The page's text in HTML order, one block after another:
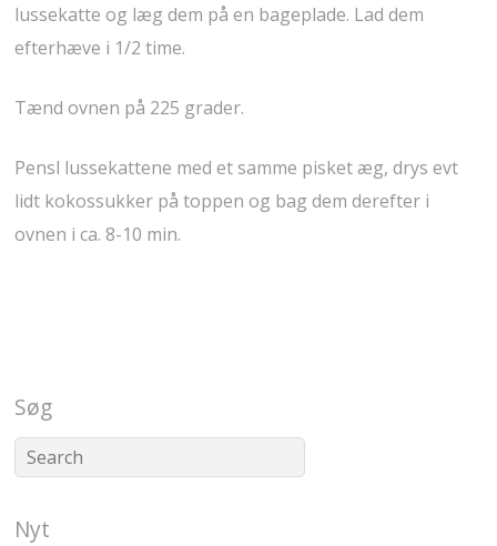
lussekatte og læg dem på en bageplade. Lad dem
efterhæve i 1/2 time.
Tænd ovnen på 225 grader.
Pensl lussekattene med et samme pisket æg, drys evt
lidt kokossukker på toppen og bag dem derefter i
ovnen i ca. 8-10 min.
Søg
Nyt